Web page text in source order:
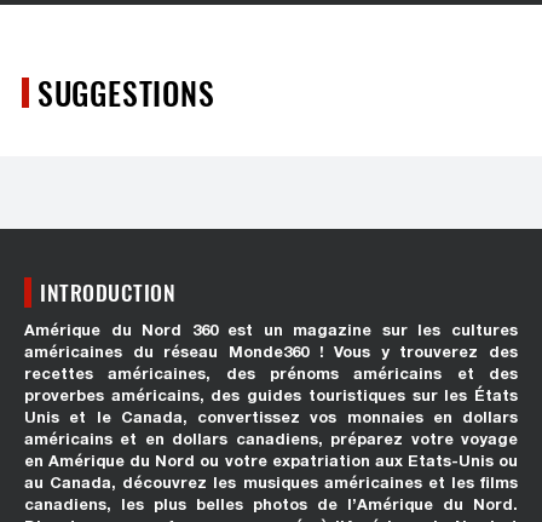
SUGGESTIONS
INTRODUCTION
Amérique du Nord 360 est un magazine sur les cultures
américaines du réseau Monde360 ! Vous y trouverez des
recettes américaines, des prénoms américains et des
proverbes américains, des guides touristiques sur les États
Unis et le Canada, convertissez vos monnaies en dollars
américains et en dollars canadiens, préparez votre voyage
en Amérique du Nord ou votre expatriation aux Etats-Unis ou
au Canada, découvrez les musiques américaines et les films
canadiens, les plus belles photos de l’Amérique du Nord.